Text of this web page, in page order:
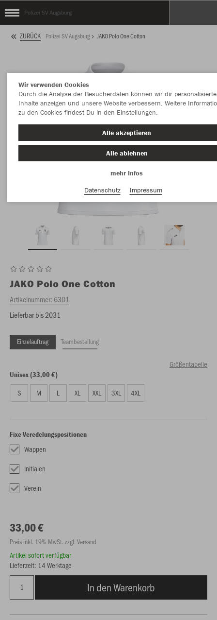
Polizei SV Augsburg
ZURÜCK Polizei SV Augsburg JAKO Polo One Cotton
JAKO Polo One Cotton
Artikelnummer: 6301
Lieferbar bis 2031
Einzelauftrag Teambestellung
Größentabelle
Unisex (33,00 €)
S M L XL XXL 3XL 4XL
Fixe Veredelungspositionen
Wappen
Initialen
Verein
33,00 €
Preis inkl. 19% MwSt. zzgl. Versand
Artikel sofort verfügbar
Lieferzeit: 14 Werktage
In den Warenkorb
Wir verwenden Cookies
Durch die Analyse der Besucherdaten können wir dir personalisierte
Inhalte anzeigen und unsere Website verbessern. Weitere
zu den Cookies findest Du in den Einstellungen.
Alle akzeptieren
Alle ablehnen
mehr Infos
Datenschutz
Impressum